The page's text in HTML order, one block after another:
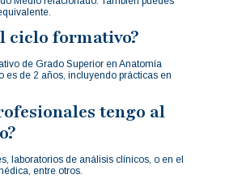
ciclo formativo?
de Grado Superior en Anatomía
es de 2 años, incluyendo prácticas en
tengo al
laboratorios de análisis clínicos, o en el
entre otros.